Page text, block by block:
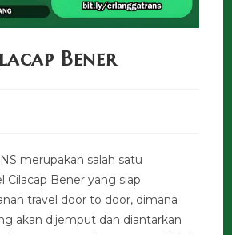
Bener
merupakan salah satu
Cilacap Bener yang siap
travel door to door, dimana
akan dijemput dan diantarkan